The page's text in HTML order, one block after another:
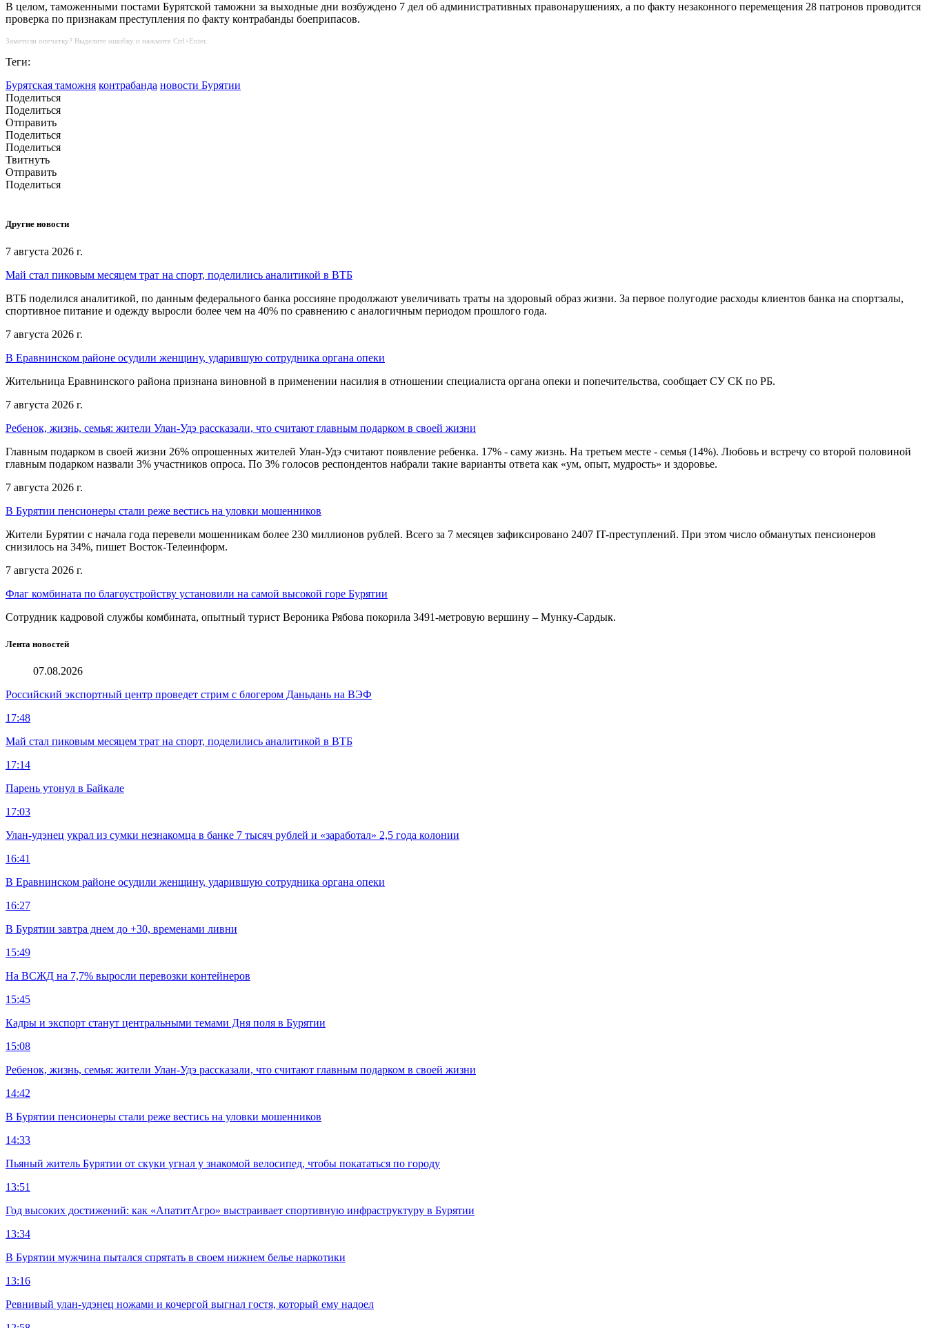
В целом, таможенными постами Бурятской таможни за выходные дни возбуждено 7 дел об административных правонарушениях, а по факту незаконного перемещения 28 патронов проводится
проверка по признакам преступления по факту контрабанды боеприпасов.
Заметили опечатку? Выделите ошибку и нажмите Ctrl+Enter.
Теги:
Бурятская таможня контрабанда новости Бурятии
Поделиться
Поделиться
Отправить
Поделиться
Поделиться
Твитнуть
Отправить
Поделиться
Другие новости
7 августа 2026 г.
Май стал пиковым месяцем трат на спорт, поделились аналитикой в ВТБ
ВТБ поделился аналитикой, по данным федерального банка россияне продолжают увеличивать траты на здоровый образ жизни. За первое полугодие расходы клиентов банка на спортзалы,
спортивное питание и одежду выросли более чем на 40% по сравнению с аналогичным периодом прошлого года.
7 августа 2026 г.
В Еравнинском районе осудили женщину, ударившую сотрудника органа опеки
Жительница Еравнинского района признана виновной в применении насилия в отношении специалиста органа опеки и попечительства, сообщает СУ СК по РБ.
7 августа 2026 г.
Ребенок, жизнь, семья: жители Улан-Удэ рассказали, что считают главным подарком в своей жизни
Главным подарком в своей жизни 26% опрошенных жителей Улан-Удэ считают появление ребенка. 17% - саму жизнь. На третьем месте - семья (14%). Любовь и встречу со второй половиной
главным подарком назвали 3% участников опроса. По 3% голосов респондентов набрали такие варианты ответа как «ум, опыт, мудрость» и здоровье.
7 августа 2026 г.
В Бурятии пенсионеры стали реже вестись на уловки мошенников
Жители Бурятии с начала года перевели мошенникам более 230 миллионов рублей. Всего за 7 месяцев зафиксировано 2407 IT-преступлений. При этом число обманутых пенсионеров
снизилось на 34%, пишет Восток-Телеинформ.
7 августа 2026 г.
Флаг комбината по благоустройству установили на самой высокой горе Бурятии
Сотрудник кадровой службы комбината, опытный турист Вероника Рябова покорила 3491-метровую вершину – Мунку-Сардык.
Лента новостей
07.08.2026
Российский экспортный центр проведет стрим с блогером Даньдань на ВЭФ
17:48
Май стал пиковым месяцем трат на спорт, поделились аналитикой в ВТБ
17:14
Парень утонул в Байкале
17:03
Улан-удэнец украл из сумки незнакомца в банке 7 тысяч рублей и «заработал» 2,5 года колонии
16:41
В Еравнинском районе осудили женщину, ударившую сотрудника органа опеки
16:27
В Бурятии завтра днем до +30, временами ливни
15:49
На ВСЖД на 7,7% выросли перевозки контейнеров
15:45
Кадры и экспорт станут центральными темами Дня поля в Бурятии
15:08
Ребенок, жизнь, семья: жители Улан-Удэ рассказали, что считают главным подарком в своей жизни
14:42
В Бурятии пенсионеры стали реже вестись на уловки мошенников
14:33
Пьяный житель Бурятии от скуки угнал у знакомой велосипед, чтобы покататься по городу
13:51
Год высоких достижений: как «АпатитАгро» выстраивает спортивную инфраструктуру в Бурятии
13:34
В Бурятии мужчина пытался спрятать в своем нижнем белье наркотики
13:16
Ревнивый улан-удэнец ножами и кочергой выгнал гостя, который ему надоел